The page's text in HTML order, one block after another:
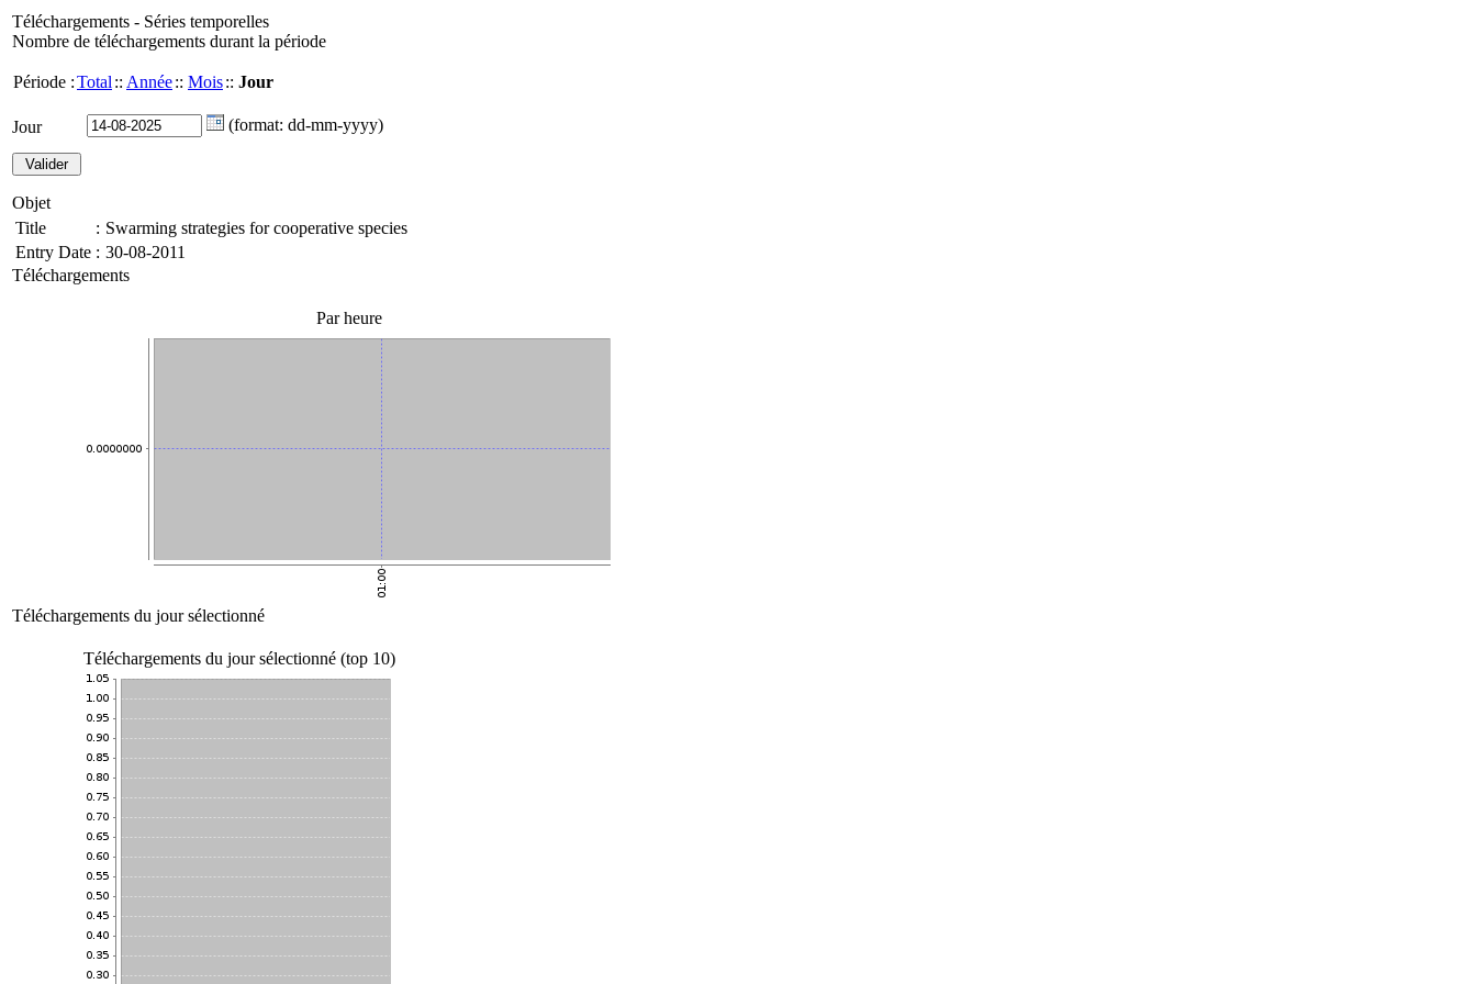
Téléchargements - Séries temporelles
Nombre de téléchargements durant la période
Période :Total :: Année:: Mois:: Jour
Jour (format: dd-mm-yyyy)
Objet
Title
: Swarming strategies for cooperative species
Entry Date : 30-08-2011
Téléchargements
Par heure
Téléchargements du jour sélectionné
Téléchargements du jour sélectionné (top 10)